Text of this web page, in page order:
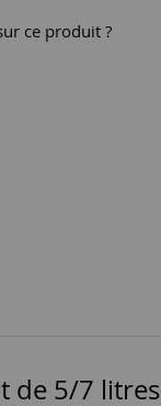
ce produit ?
de 5/7 litres